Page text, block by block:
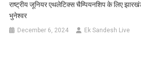
राष्ट्रीय जूनियर एथलेटिक्स चैम्पियनशिप के लिए
भुनेश्वर
December 6, 2024 Ek Sandesh Live